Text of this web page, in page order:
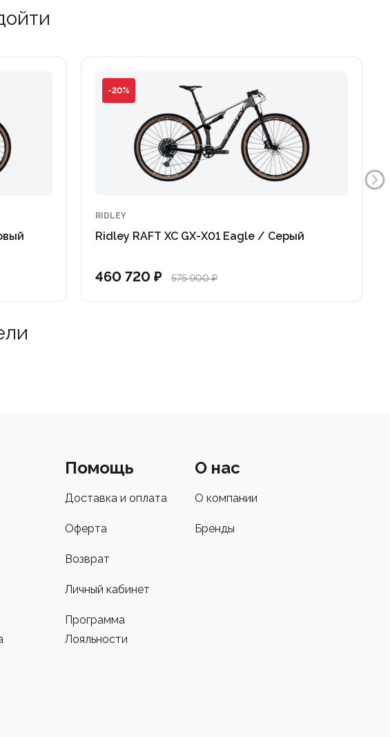
-20%
RIDLEY
Ridley RAFT XC GX-X01 Eagle / Серый
460 720 ₽ 575 900 ₽
Помощь
Доставка и оплата
Оферта
Возврат
Личный кабинет
Программа
Лояльности
О нас
О компании
Бренды